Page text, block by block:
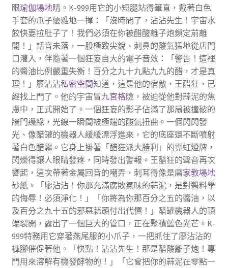
眼瑜伽場地睛。K-999用它的小短腿站得筆直，戴著白色
手套的爪子優雅地一揮：「沒時間了，沾沾先生！宇宙水
餃快要拉肚子了！我們必須在你被醋酸離子炮鎖定前離
開！」話音未落，一股極致尖銳、刺鼻的酸氣猛地從店門
口灌入，伴隨著一個狂妄自大的電子音效：「警告！這裡
的醬油比例嚴重失衡！百分之九十九點九九的醋，才是真
理！」廖沾沾私密空間知道，這是他的宿敵，王醋狂，已
經找上門了。他的宇宙冒九宮格險，被迫從他對蒜泥的焦
慮中，正式開始了。一個狂妄的影子佔滿了那扇被撞破的
牆門邊緣，光線一瞬間被極端的酸氣扭曲。一個閃閃發
光、像醋罐的機器人緩緩漂浮進來，它的底座還不斷噴射
著白色醋霧。它身上掛著「醋狂派大勝利」的霓虹燈牌，
閃爍得讓人眼睛發疼，同時發出警報。王醋狂的聲音再次
響起，這次帶著金屬回音的嘲弄，刺耳得像是磨家教場地
砂紙。「廖沾沾！你那充滿腐敗氣味的蒜泥，是對醬料學
的侮辱！必須淨化！」「你將為你那百分之五的醬油，以
及百分之九十五的邪惡蒜頭付出代價！」醋罐機器人的頂
端裂開，露出了一個巨大的管口，正在聚積藍色光芒。K-
999特務用它穿著燕尾服的小爪子，一把抓住了廖沾沾的
褲腳催促著他。「快點！沾沾先生！那是醋酸離子炮！專
門用來溶解有機發酵物的！」「它會把你的蒜泥在零點一